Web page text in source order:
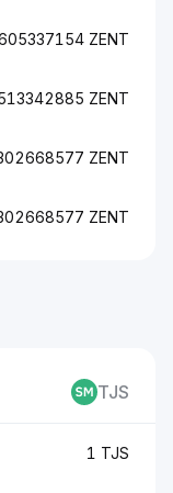
TJS
1 TJS
ZENT
ZENT
ZENT
ZENT